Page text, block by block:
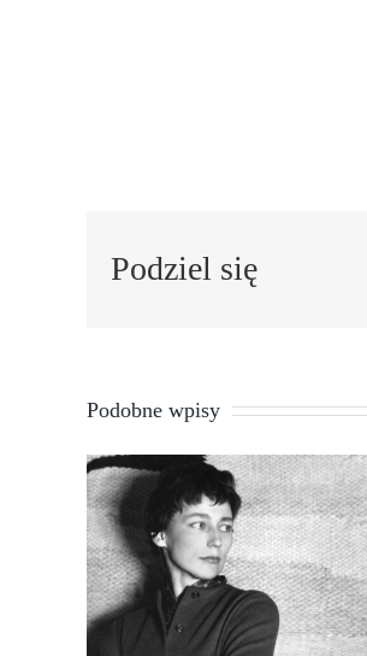
Podziel się
Podobne wpisy
Magdalena
Abakanowicz